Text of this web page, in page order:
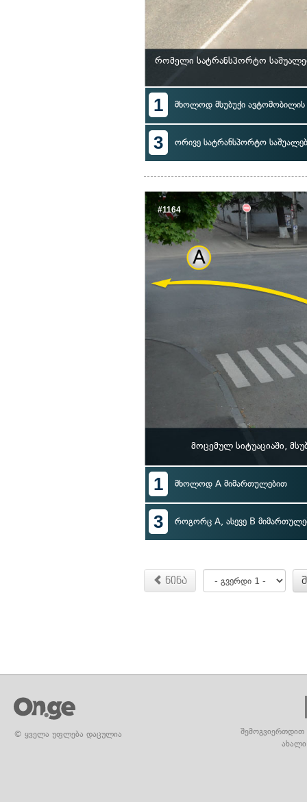
რომელი სატრანსპორტო
1 მხოლოდ მსუბუქი
3 ორივე სატრანსპორტო
#1164
მოცემულ სიტუაციაში,
1 მხოლოდ A მიმართულებით
3 როგორც A, ასევე B
წინა
© ყველა უფლება დაცულია
შემოგვიერთდით
ახალი